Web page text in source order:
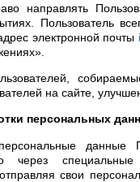
направлять
Пользователь
электронной почты
на сайте,
персональных
данные
через
свои